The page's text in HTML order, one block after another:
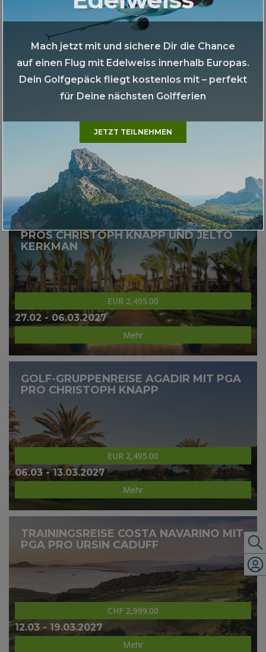
25.01 - 04.02.2027
Mehr
TRAININGSREISE BELEK MIT PGA PRO
URSIN CADUFF
CHF 2,999.00
19.02 - 26.02.2027
Mehr
SAISONSTART IN AGADIR MIT DEN PGA
PROS CHRISTOPH KNAPP UND JELTO
KERKMAN
EUR 2,495.00
27.02 - 06.03.2027
Mehr
GOLF-GRUPPENREISE AGADIR MIT PGA
PRO CHRISTOPH KNAPP
EUR 2,495.00
06.03 - 13.03.2027
Mehr
TRAININGSREISE COSTA NAVARINO MIT
PGA PRO URSIN CADUFF
CHF 2,999.00
12.03 - 19.03.2027
Mehr
Mach jetzt mit und sichere Dir die Chance
auf einen Flug mit Edelweiss innerhalb Europas.
Dein Golfgepäck fliegt kostenlos mit – perfekt
für Deine nächsten Golfferien
JETZT TEILNEHMEN